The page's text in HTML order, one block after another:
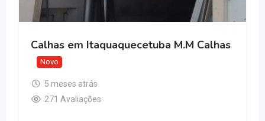
Calhas em Itaquaquecetuba M.M Calhas
Novo
5 meses atrás
271 Avaliações